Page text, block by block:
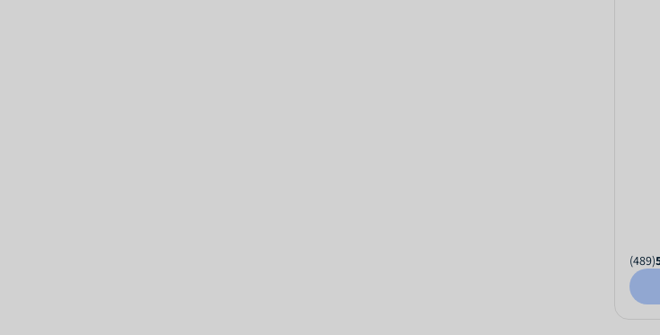
(489)